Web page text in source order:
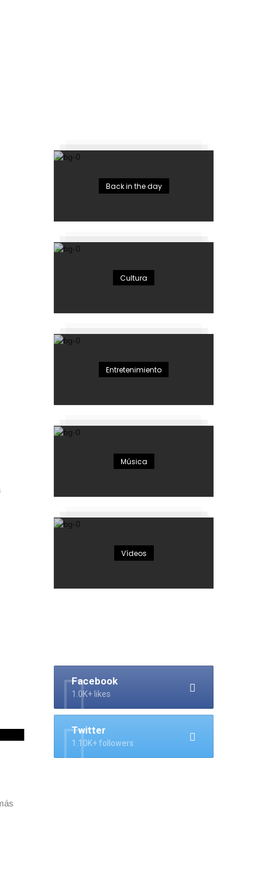
Back in the day
Cultura
Entretenimiento
Música
Vídeos
Facebook
1.0K+ likes
Twitter
1.10K+ followers